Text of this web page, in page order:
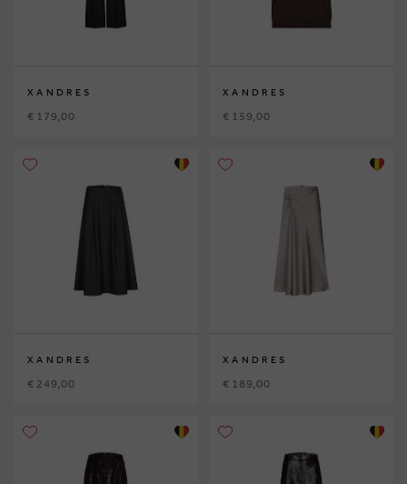
XANDRES
€ 179,00
XANDRES
€ 159,00
XANDRES
€ 249,00
XANDRES
€ 189,00